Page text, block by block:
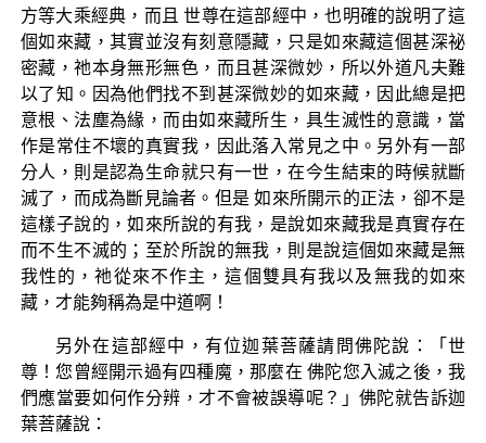
方等大乘經典，而且 世尊在這部經中，也明確的說明了這
個如來藏，其實並沒有刻意隱藏，只是如來藏這個甚深祕
密藏，祂本身無形無色，而且甚深微妙，所以外道凡夫難
以了知。因為他們找不到甚深微妙的如來藏，因此總是把
意根、法塵為緣，而由如來藏所生，具生滅性的意識，當
作是常住不壞的真實我，因此落入常見之中。另外有一部
分人，則是認為生命就只有一世，在今生結束的時候就斷
滅了，而成為斷見論者。但是 如來所開示的正法，卻不是
這樣子說的，如來所說的有我，是說如來藏我是真實存在
而不生不滅的；至於所說的無我，則是說這個如來藏是無
我性的，祂從來不作主，這個雙具有我以及無我的如來
藏，才能夠稱為是中道啊！
另外在這部經中，有位迦葉菩薩請問佛陀說：「世
尊！您曾經開示過有四種魔，那麼在 佛陀您入滅之後，我
們應當要如何作分辨，才不會被誤導呢？」佛陀就告訴迦
葉菩薩說：